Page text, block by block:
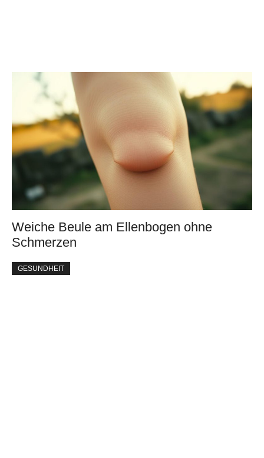
Weiche Beule am Ellenbogen ohne
Schmerzen
GESUNDHEIT